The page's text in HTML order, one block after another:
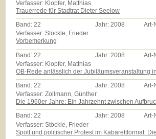
Verfasser: Klopfer, Matthias
Trauerrede für Stadtrat Dieter Seelow
Band:22 Jahr:2008 Art-
Verfasser: Stöckle, Frieder
Vorbemerkung
Band: 22 Jahr: 2008 Art-
Verfasser: Klopfer, Matthias
OB-Rede anlässlich der Jubiläumsveranstaltung in
Band:22 Jahr:2008 Art-
Verfasser: Zollmann, Günther
Die 1960er Jahre: Ein Jahrzehnt zwischen
Band:22 Jahr:2008 Art-
Verfasser: Stöckle, Frieder
Spott und politischer Protest im Kabarettformat: Die